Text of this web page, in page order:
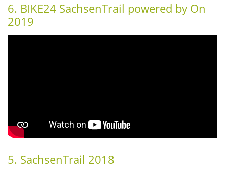
6. BIKE24 SachsenTrail powered by On
2019
5. SachsenTrail 2018